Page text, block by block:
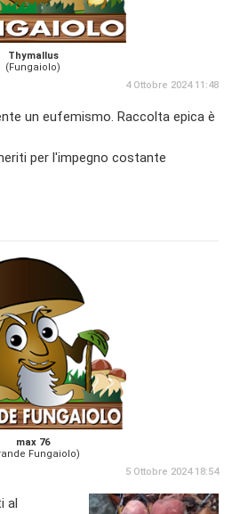
Thymallus
(Fungaiolo)
4 Ottobre 2024 11:48
un eufemismo. Raccolta epica è
per l'impegno costante
max 76
Fungaiolo)
5 Ottobre 2024 18:54
al